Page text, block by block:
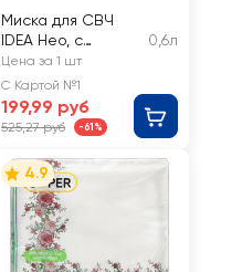
Миска для СВЧ
IDEA Нео, с
клапаном
0,6л
Цена за 1 шт
С Картой №1
199,99 руб
525,27 руб -61%
4.9